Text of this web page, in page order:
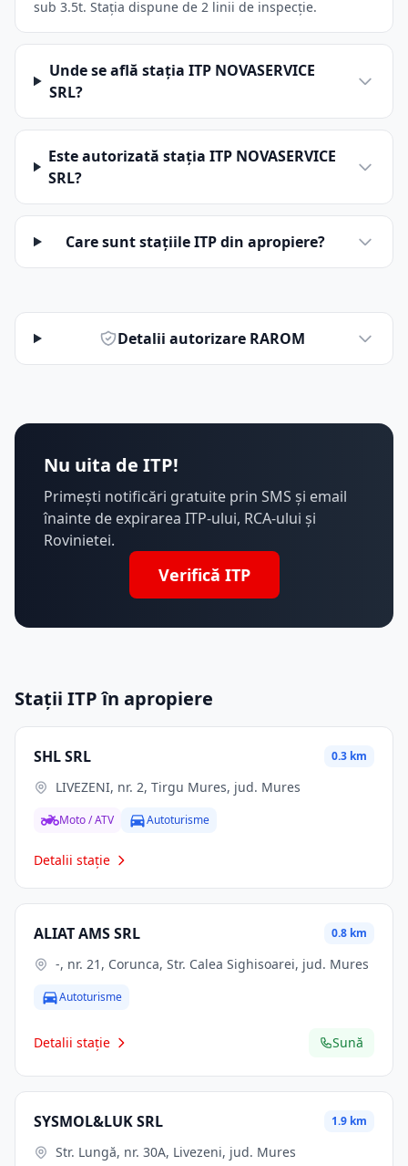
sub 3.5t. Stația dispune de 2 linii de inspecție.
Unde se află stația ITP NOVASERVICE
SRL?
Este autorizată stația ITP NOVASERVICE
SRL?
Care sunt stațiile ITP din apropiere?
Detalii autorizare RAROM
Nu uita de ITP!
Primești notificări gratuite prin SMS și email
înainte de expirarea ITP-ului, RCA-ului și
Rovinietei.
Verifică ITP
Stații ITP în apropiere
SHL SRL 0.3 km
LIVEZENI, nr. 2, Tirgu Mures, jud. Mures
Moto / ATV Autoturisme
Detalii stație
ALIAT AMS SRL 0.8 km
-, nr. 21, Corunca, Str. Calea Sighisoarei, jud. Mures
Autoturisme
Detalii stație Sună
SYSMOL&LUK SRL 1.9 km
Str. Lungă, nr. 30A, Livezeni, jud. Mures